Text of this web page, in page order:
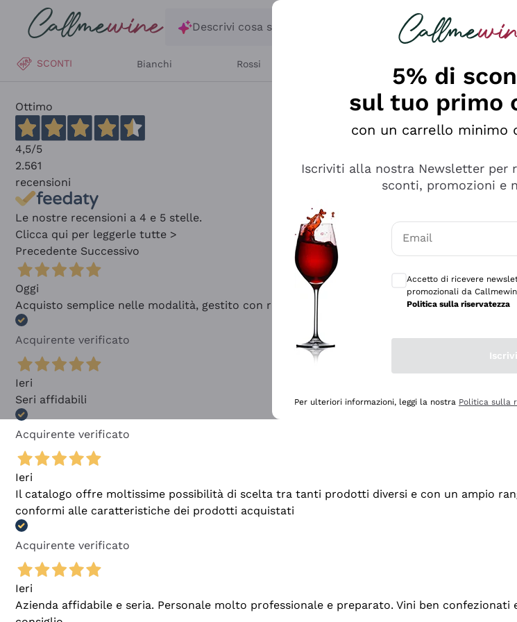
Salta al contenuto principale
Descrivi cosa stai cercando
SCONTI Bianchi Rossi
Ottimo
4,5/5
2.561
recensioni
Le nostre recensioni a 4 e 5 stelle.
Clicca qui per leggerle tutte >
Precedente Successivo
Oggi
Acquisto semplice nelle modalità, gestito con rapidità e professionalità
Acquirente verificato
Ieri
Seri affidabili
Acquirente verificato
Ieri
Il catalogo offre moltissime possibilità di scelta tra tanti prodotti diversi e con un ampio
conformi alle caratteristiche dei prodotti acquistati
Acquirente verificato
Ieri
Azienda affidabile e seria. Personale molto professionale e preparato. Vini ben
5% di
sul tuo primo
con un carrello minimo
Iscriviti alla nostra Newsletter per
sconti, promozioni e
Email
Accetto di ricevere
promozionali da
Politica sulla riservatezza
Per ulteriori informazioni, leggi la nostra Politica sulla